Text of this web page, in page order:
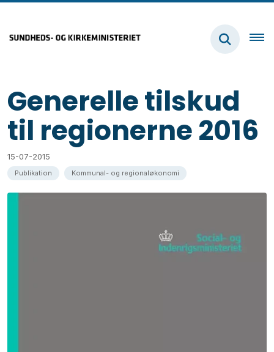
Generelle tilskud
til regionerne 2016
15-07-2015
Publikation Kommunal- og regionaløkonomi